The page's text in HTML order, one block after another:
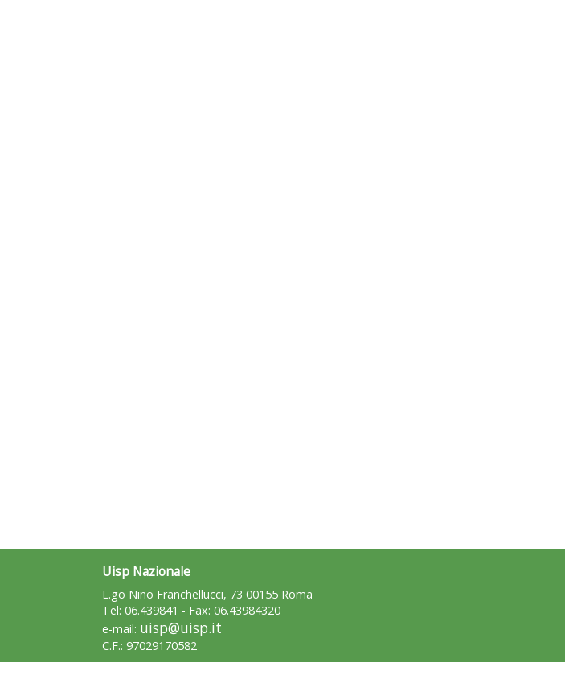
Uisp Nazionale
L.go Nino Franchellucci, 73 00155 Roma
Tel: 06.439841 - Fax: 06.43984320
e-mail: uisp@uisp.it
C.F.: 97029170582